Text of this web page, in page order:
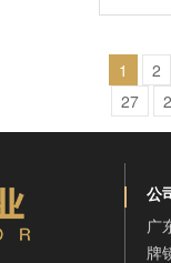
1 2
27
公
广
牌